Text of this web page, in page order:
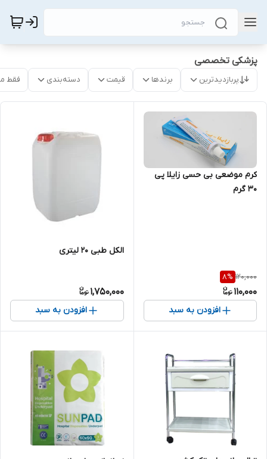
پزشکی تخصصی
پربازدیدترین برندها قیمت دسته‌بندی فقط
کرم موضعی بی حسی زایلا پی
۳۰ گرم
120,000
8%
110,000
افزودن به سبد
الکل طبی 20 لیتری
1,750,000
افزودن به سبد